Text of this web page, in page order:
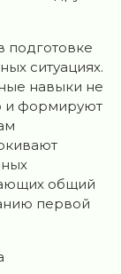
подготовке
ситуациях.
навыки не
и формируют
общий
первой